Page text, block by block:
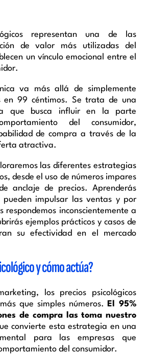
representan una de las
de valor más utilizadas del
un vínculo emocional entre el
va más allá de simplemente
en 99 céntimos. Se trata de una
que busca influir en la parte
del consumidor,
de compra a través de la
atractiva.
las diferentes estrategias
desde el uso de números impares
anclaje de precios. Aprenderás
pueden impulsar las ventas y por
respondemos inconscientemente a
ejemplos prácticos y casos de
su efectividad en el mercado
y cómo actúa?
los precios psicológicos
que simples números.
El 95%
de compra las toma nuestro
convierte esta estrategia en una
para las empresas que
del consumidor.